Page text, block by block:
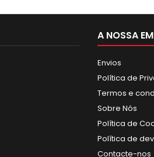
A NOSSA
Envios
Política de
Termos e
Sobre Nós
Política de
Política de
Contacte-nos